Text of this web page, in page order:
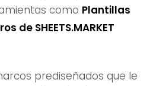
como Plantillas
de SHEETS.MARKET
prediseñados que le